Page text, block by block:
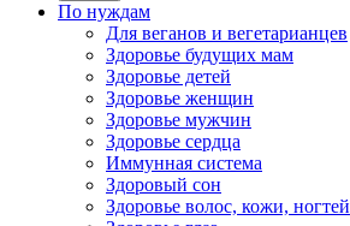
По нуждам
Для веганов и вегетарианцев
Здоровье будущих мам
Здоровье детей
Здоровье женщин
Здоровье мужчин
Здоровье сердца
Иммунная система
Здоровый сон
Здоровье волос, кожи, ногтей